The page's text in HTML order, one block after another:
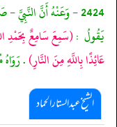
2424 - وَعَنْهُ أَنَّ
يَقُولُ :(سَمِعَ سَامِعٌ بِحَمْدِ
عَائِذًا بِاللَّهِ مِنَ النَّارِ).
الشیخ عبدالستار الحماد